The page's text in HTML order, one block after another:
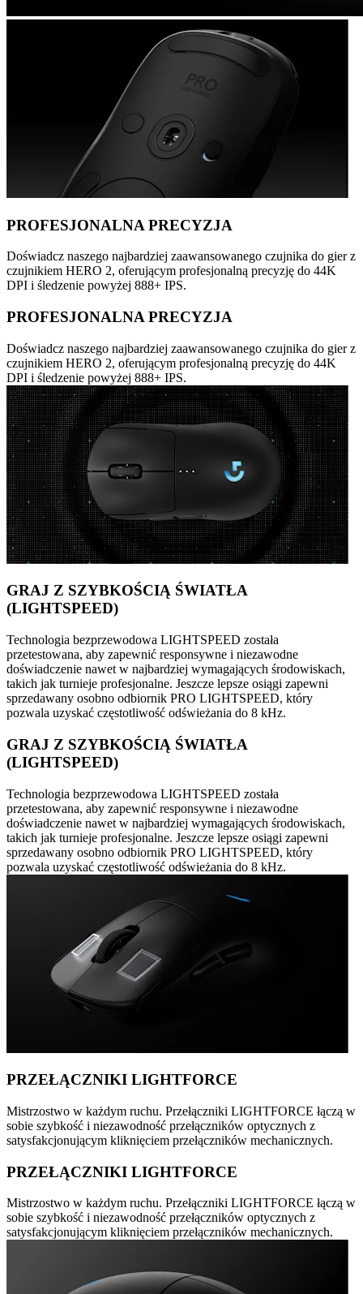
PROFESJONALNA PRECYZJA
Doświadcz naszego najbardziej zaawansowanego czujnika do gier z
czujnikiem HERO 2, oferującym profesjonalną precyzję do 44K
DPI i śledzenie powyżej 888+ IPS.
PROFESJONALNA PRECYZJA
Doświadcz naszego najbardziej zaawansowanego czujnika do gier z
czujnikiem HERO 2, oferującym profesjonalną precyzję do 44K
DPI i śledzenie powyżej 888+ IPS.
GRAJ Z SZYBKOŚCIĄ ŚWIATŁA
(LIGHTSPEED)
Technologia bezprzewodowa LIGHTSPEED została
przetestowana, aby zapewnić responsywne i niezawodne
doświadczenie nawet w najbardziej wymagających środowiskach,
takich jak turnieje profesjonalne. Jeszcze lepsze osiągi zapewni
sprzedawany osobno odbiornik PRO LIGHTSPEED, który
pozwala uzyskać częstotliwość odświeżania do 8 kHz.
GRAJ Z SZYBKOŚCIĄ ŚWIATŁA
(LIGHTSPEED)
Technologia bezprzewodowa LIGHTSPEED została
przetestowana, aby zapewnić responsywne i niezawodne
doświadczenie nawet w najbardziej wymagających środowiskach,
takich jak turnieje profesjonalne. Jeszcze lepsze osiągi zapewni
sprzedawany osobno odbiornik PRO LIGHTSPEED, który
pozwala uzyskać częstotliwość odświeżania do 8 kHz.
PRZEŁĄCZNIKI LIGHTFORCE
Mistrzostwo w każdym ruchu. Przełączniki LIGHTFORCE łączą w
sobie szybkość i niezawodność przełączników optycznych z
satysfakcjonującym kliknięciem przełączników mechanicznych.
PRZEŁĄCZNIKI LIGHTFORCE
Mistrzostwo w każdym ruchu. Przełączniki LIGHTFORCE łączą w
sobie szybkość i niezawodność przełączników optycznych z
satysfakcjonującym kliknięciem przełączników mechanicznych.